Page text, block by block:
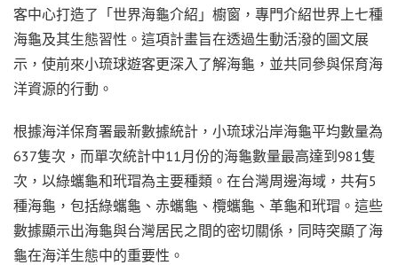
客中心打造了「世界海龜介紹」櫥窗，專門介紹世界上七種
海龜及其生態習性。這項計畫旨在透過生動活潑的圖文展
示，使前來小琉球遊客更深入了解海龜，並共同參與保育海
洋資源的行動。
根據海洋保育署最新數據統計，小琉球沿岸海龜平均數量為
637隻次，而單次統計中11月份的海龜數量最高達到981隻
次，以綠蠵龜和玳瑁為主要種類。在台灣周邊海域，共有5
種海龜，包括綠蠵龜、赤蠵龜、欖蠵龜、革龜和玳瑁。這些
數據顯示出海龜與台灣居民之間的密切關係，同時突顯了海
龜在海洋生態中的重要性。